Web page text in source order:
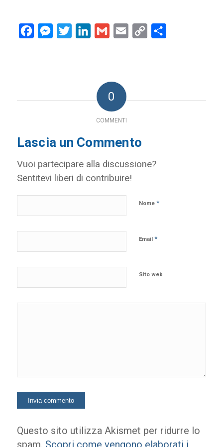
FacebookMessenger
Twitter LinkedInGmail Email
Copy
0
COMMENTI
Lascia un Commento
Vuoi partecipare alla discussione?
Sentitevi liberi di contribuire!
Nome *
Email *
Sito web
Questo sito utilizza Akismet per ridurre lo